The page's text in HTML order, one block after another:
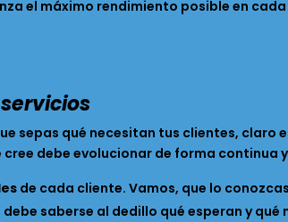
el máximo rendimiento posible en
sepas qué necesitan tus clientes, claro
debe evolucionar de forma continua
de cada cliente. Vamos, que lo
saberse al dedillo qué esperan y